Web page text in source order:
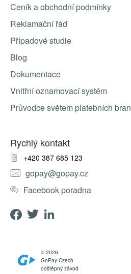
Ceník a obchodní podmínky
Reklamační řád
Případové studie
Blog
Dokumentace
Vnitřní oznamovací systém
Průvodce světem platebních bran
Rychlý kontakt
+420 387 685 123
gopay@gopay.cz
Facebook poradna
© 2026
GoPay Czech
odštěpný závod